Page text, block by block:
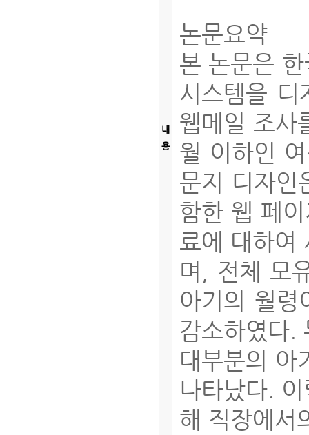
내
용
논문요약
본 논문은
시스템을 디
웹메일 조사
월 이하인
문지 디자인
함한 웹 페
료에 대하여
며, 전체 모
아기의 월
감소하였다.
대부분의 아
나타났다.
해 직장에서